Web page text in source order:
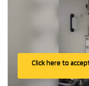
Click here to